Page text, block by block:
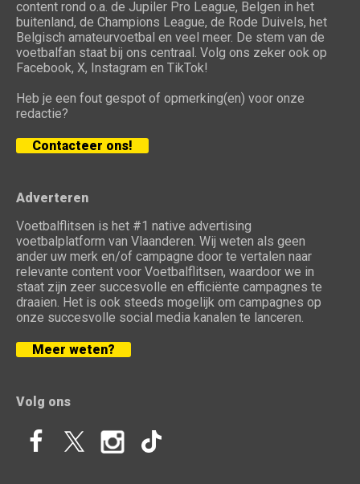
content rond o.a. de Jupiler Pro League, Belgen in het
buitenland, de Champions League, de Rode Duivels, het
Belgisch amateurvoetbal en veel meer. De stem van de
voetbalfan staat bij ons centraal. Volg ons zeker ook op
Facebook, X, Instagram en TikTok!
Heb je een fout gespot of opmerking(en) voor onze
redactie?
Contacteer ons!
Adverteren
Voetbalflitsen is het #1 native advertising
voetbalplatform van Vlaanderen. Wij weten als geen
ander uw merk en/of campagne door te vertalen naar
relevante content voor Voetbalflitsen, waardoor we in
staat zijn zeer succesvolle en efficiënte campagnes te
draaien. Het is ook steeds mogelijk om campagnes op
onze succesvolle social media kanalen te lanceren.
Meer weten?
Volg ons